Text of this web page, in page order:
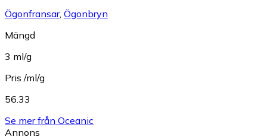
Ögonfransar, Ögonbryn
Mängd
3 ml/g
Pris /ml/g
56.33
Se mer från Oceanic
Annons